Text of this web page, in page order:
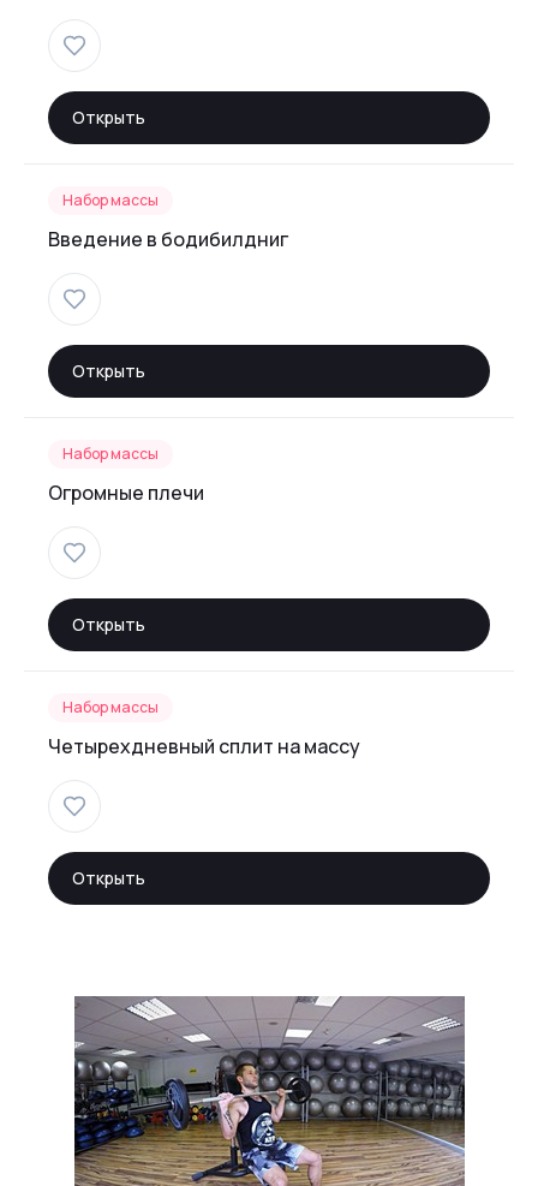
Открыть
Набор массы
Введение в бодибилдниг
Открыть
Набор массы
Огромные плечи
Открыть
Набор массы
Четырехдневный сплит на массу
Открыть